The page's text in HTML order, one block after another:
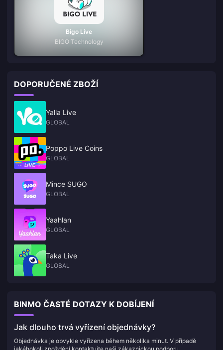
Bigo Live
BIGO Technology
DOPORUČENÉ ZBOŽÍ
Yalla Live
GLOBAL
Poppo Live Coins
GLOBAL
Mince SUGO
GLOBAL
Yaahlan
GLOBAL
Taka Live
GLOBAL
BINMO ČASTÉ DOTAZY K DOBÍJENÍ
Jak dlouho trvá vyřízení objednávky?
Objednávka je obvykle vyřízena během několika minut. V případě